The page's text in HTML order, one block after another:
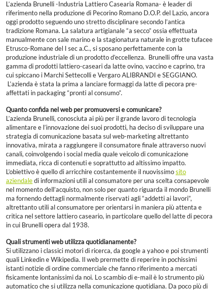
L’azienda Brunelli -Industria Lattiero Casearia Romana- è leader di
riferimento nella produzione di Pecorino Romano D.O.P. del Lazio, ancora
oggi prodotto seguendo uno stretto disciplinare secondo l’antica
tradizione Romana. La salatura artigianale “a secco” ossia effettuata
manualmente con sale marino e la stagionatura naturale in grotte tufacee
Etrusco-Romane del I sec a.C., si sposano perfettamente con la
produzione industriale di un prodotto d’eccellenza. Brunelli offre una vasta
gamma di prodotti lattiero-caseari da latte ovino, vaccino e caprino, tra
cui spiccano i Marchi Settecolli e Vergaro ALIBRANDI e SEGGIANO.
L’azienda è stata la prima a lanciare formaggi da latte di pecora pre-
affettati in packaging “pronti al consumo”.
Quanto confida nel web per promuoversi e comunicare?
L’azienda Brunelli, conosciuta ai più per il grande lavoro di tecnologia
alimentare e l’innovazione dei suoi prodotti, ha deciso di sviluppare una
strategia di comunicazione basata sul web-marketing altrettanto
innovativa, mirata a raggiungere il consumatore finale attraverso nuovi
canali, coinvolgendo i social media quale veicolo di comunicazione
immediata, ricca di contenuti e soprattutto ad altissimo impatto.
L’obiettivo è quello di arricchire costantemente il nuovissimo sito
aziendale di informazioni utili al consumatore per una scelta consapevole
nel momento dell’acquisto, non solo per quanto riguarda il mondo Brunelli
ma fornendo dettagli normalmente riservati agli “addetti ai lavori”,
altrettanto utili al consumatore per orientarsi in maniera più attenta e
critica nel settore lattiero caseario, in particolare quello del latte di pecora
in cui Brunelli opera dal 1938.
Quali strumenti web utilizza quotidianamente?
Si utilizzano i classici motori di ricerca, da google a yahoo e poi strumenti
quali Linkedin e Wikipedia. Il web prermette di reperire in pochissimi
istanti notizie di ordine commerciale che fanno riferimento a mercati
fisicamente lontanissimi da noi. Lo scambio di e-mail è lo strumento più
automatico che si utilizza nella comunicazione quotidiana. Da poco più di